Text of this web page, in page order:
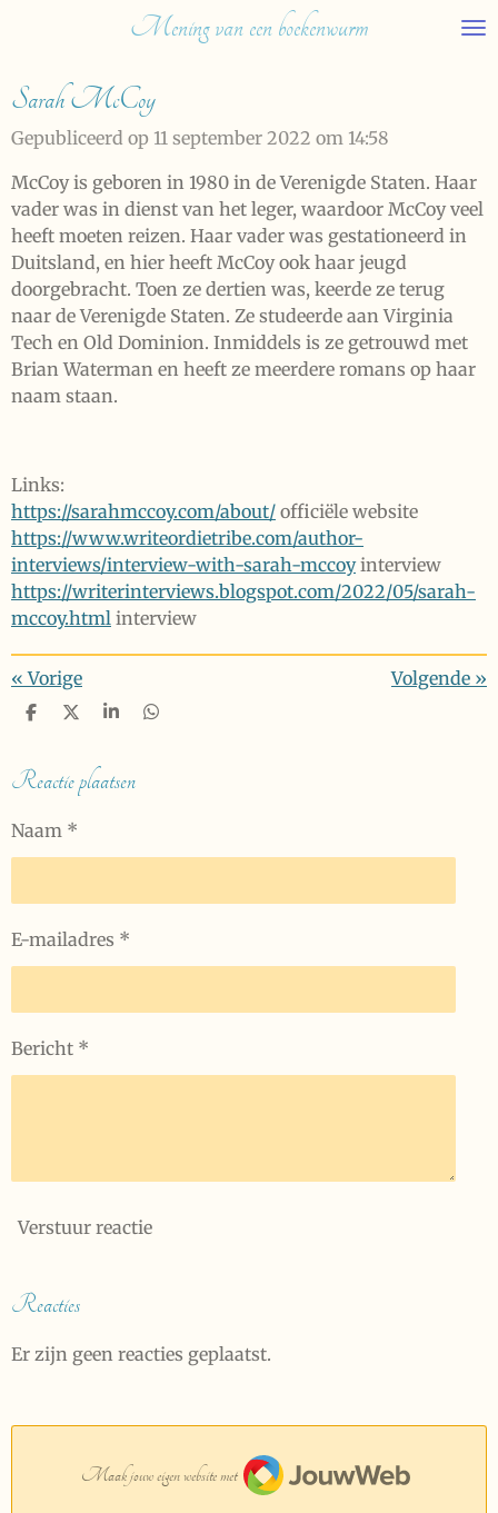
de
hoofdinhoud
Mening van een boekenwurm
Sarah McCoy
Gepubliceerd op 11 september 2022 om 14:58
McCoy is geboren in 1980 in de Verenigde Staten. Haar
vader was in dienst van het leger, waardoor McCoy veel
heeft moeten reizen. Haar vader was gestationeerd in
Duitsland, en hier heeft McCoy ook haar jeugd
doorgebracht. Toen ze dertien was, keerde ze terug
naar de Verenigde Staten. Ze studeerde aan Virginia
Tech en Old Dominion. Inmiddels is ze getrouwd met
Brian Waterman en heeft ze meerdere romans op haar
naam staan.
Links:
https://sarahmccoy.com/about/ officiële website
https://www.writeordietribe.com/author-
interviews/interview-with-sarah-mccoyinterview
https://writerinterviews.blogspot.com/2022/05/sarah-
mccoy.html interview
«Vorige Volgende »
D
e
n
D
l
S
r
e
D
Reactie plaatsen
Naam *
E-mailadres *
Bericht *
Verstuur reactie
Reacties
Er zijn geen reacties geplaatst.
Maak jouw eigen website met
JouwWeb